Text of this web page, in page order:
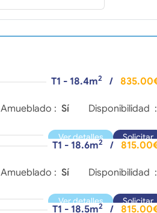
T1 - 18.4m2 /
Amueblado : Sí Disponibilidad :
Ver detalles Solicitar
T1 - 18.6m2 /
Amueblado : Sí Disponibilidad :
Ver detalles Solicitar
T1 - 18.5m2 /